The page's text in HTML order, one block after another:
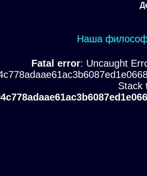
Наша
Fatal error: Uncaught
Stack